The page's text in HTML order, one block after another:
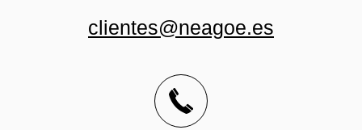
clientes@neagoe.es